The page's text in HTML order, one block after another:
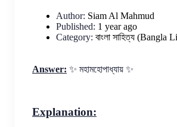
Author: Siam Al Mahmud
Published: 1 year ago
Category: বাংলা সাহিত্য (Bangla
Answer: ✨ মহামহোপাধ্যায় ✨
Explanation: